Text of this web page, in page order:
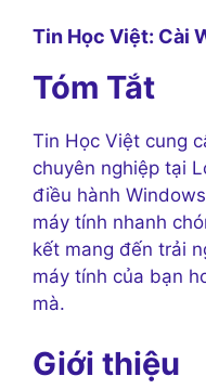
Tin Học Việt: Cài
Tóm Tắt
Tin Học Việt cung
chuyên nghiệp tại
điều hành
máy tính nhanh
kết mang đến trải
máy tính của bạn
mà.
Giới thiệu